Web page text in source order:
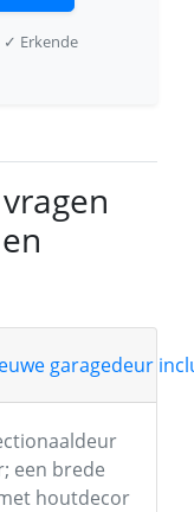
✓ Erkende
garagedeur
een brede
houtdecor